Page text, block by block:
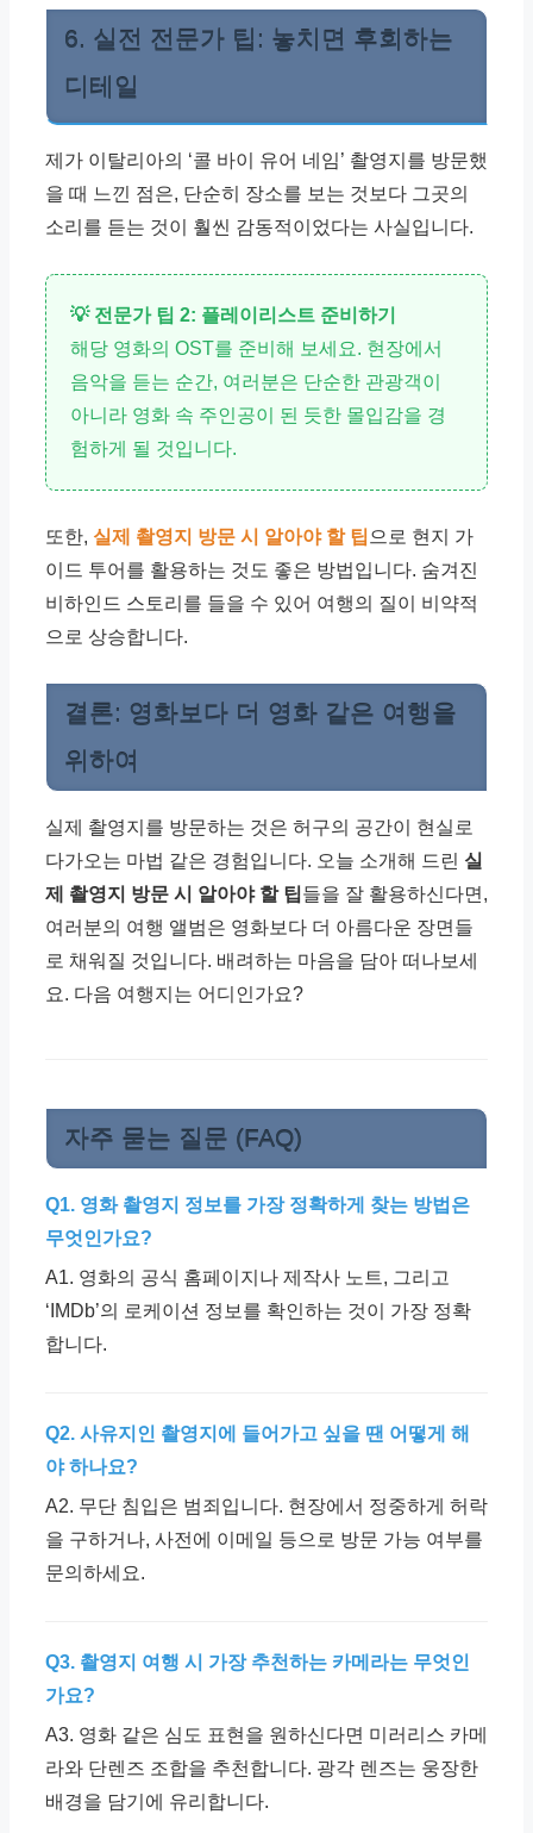
6. 실전 전문가 팁: 놓치면 후회하는
디테일
제가 이탈리아의 ‘콜 바이 유어 네임’ 촬영지를 방문했
을 때 느낀 점은, 단순히 장소를 보는 것보다 그곳의
소리를 듣는 것이 훨씬 감동적이었다는 사실입니다.
💡 전문가 팁 2: 플레이리스트 준비하기
해당 영화의 OST를 준비해 보세요. 현장에서
음악을 듣는 순간, 여러분은 단순한 관광객이
아니라 영화 속 주인공이 된 듯한 몰입감을 경
험하게 될 것입니다.
또한, 실제 촬영지 방문 시 알아야 할 팁 으로 현지 가
이드 투어를 활용하는 것도 좋은 방법입니다. 숨겨진
비하인드 스토리를 들을 수 있어 여행의 질이 비약적
으로 상승합니다.
결론: 영화보다 더 영화 같은 여행을
위하여
실제 촬영지를 방문하는 것은 허구의 공간이 현실로
다가오는 마법 같은 경험입니다. 오늘 소개해 드린 실
제 촬영지 방문 시 알아야 할 팁들을 잘 활용하신다면,
여러분의 여행 앨범은 영화보다 더 아름다운 장면들
로 채워질 것입니다. 배려하는 마음을 담아 떠나보세
요. 다음 여행지는 어디인가요?
자주 묻는 질문 (FAQ)
Q1. 영화 촬영지 정보를 가장 정확하게 찾는 방법은
무엇인가요?
A1. 영화의 공식 홈페이지나 제작사 노트, 그리고
‘IMDb’의 로케이션 정보를 확인하는 것이 가장 정확
합니다.
Q2. 사유지인 촬영지에 들어가고 싶을 땐 어떻게 해
야 하나요?
A2. 무단 침입은 범죄입니다. 현장에서 정중하게 허락
을 구하거나, 사전에 이메일 등으로 방문 가능 여부를
문의하세요.
Q3. 촬영지 여행 시 가장 추천하는 카메라는 무엇인
가요?
A3. 영화 같은 심도 표현을 원하신다면 미러리스 카메
라와 단렌즈 조합을 추천합니다. 광각 렌즈는 웅장한
배경을 담기에 유리합니다.